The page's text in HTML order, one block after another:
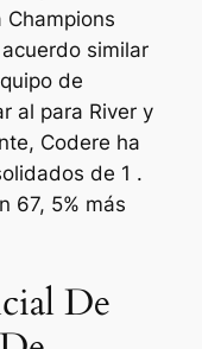
similar
de
al para River y
Codere ha
de 1 .
67, 5% más
De